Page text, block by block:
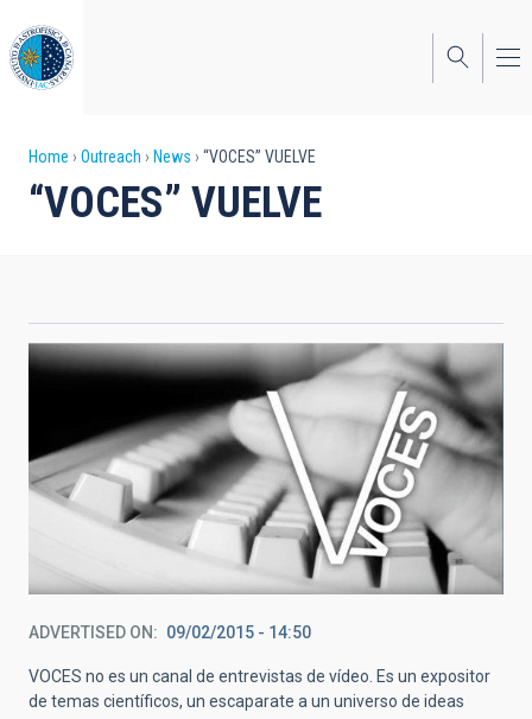
to
main
content
Breadcrumb
Home Outreach News “VOCES” VUELVE
“VOCES” VUELVE
ADVERTISED ON 09/02/2015 - 14:50
VOCES no es un canal de entrevistas de vídeo. Es un expositor
de temas científicos, un escaparate a un universo de ideas